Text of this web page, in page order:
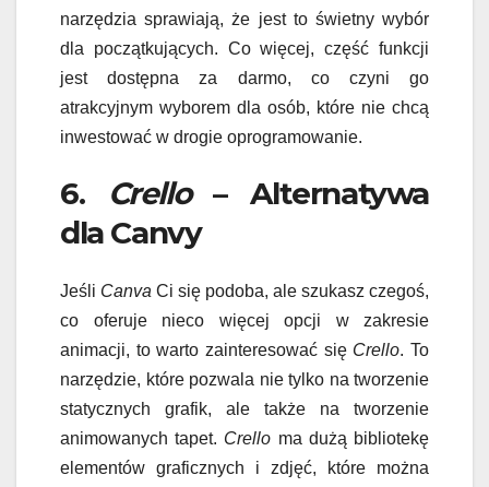
narzędzia sprawiają, że jest to świetny wybór
dla początkujących. Co więcej, część funkcji
jest dostępna za darmo, co czyni go
atrakcyjnym wyborem dla osób, które nie chcą
inwestować w drogie oprogramowanie.
6. Crello– Alternatywa
dla Canvy
Jeśli Canva Ci się podoba, ale szukasz czegoś,
co oferuje nieco więcej opcji w zakresie
animacji, to warto zainteresować się Crello. To
narzędzie, które pozwala nie tylko na tworzenie
statycznych grafik, ale także na tworzenie
animowanych tapet. Crello ma dużą bibliotekę
elementów graficznych i zdjęć, które można